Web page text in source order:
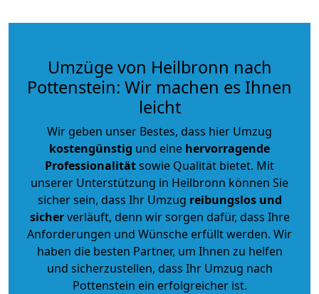
Umzüge von Heilbronn nach
Pottenstein: Wir machen es Ihnen
leicht
Wir geben unser Bestes, dass hier Umzug
kostengünstig und eine hervorragende
Professionalitätsowie Qualität bietet. Mit
unserer Unterstützung in Heilbronn können Sie
sicher sein, dass Ihr Umzug reibungslos und
sicherverläuft, denn wir sorgen dafür, dass Ihre
Anforderungen und Wünsche erfüllt werden. Wir
haben die besten Partner, um Ihnen zu helfen
und sicherzustellen, dass Ihr Umzug nach
Pottenstein ein erfolgreicher ist.